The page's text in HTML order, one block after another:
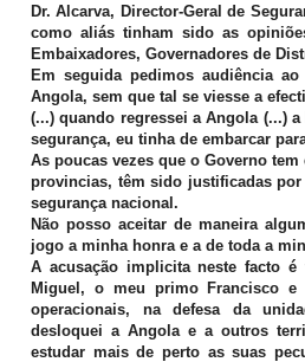
Dr. Alcarva, Director-Geral de
como aliás tinham sido as
Embaixadores, Governadores de
Em seguida pedimos audiência
Angola, sem que tal se viesse a
(...) quando regressei a Angola (...)
segurança, eu tinha de embarcar
As poucas vezes que o Governo
provincias, têm sido justificadas
segurança nacional.
Não posso aceitar de maneira
jogo a minha honra e a de toda a
A acusação implicita neste facto
Miguel, o meu primo Francisco
operacionais, na defesa da
desloquei a Angola e a outros
estudar mais de perto as suas